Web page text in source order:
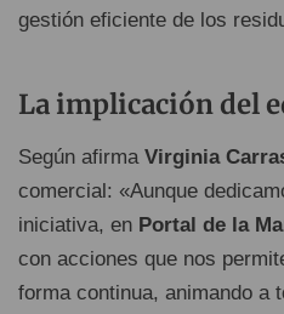
gestión eficiente de los
La implicación del
Según afirma Virginia
comercial: «Aunque
iniciativa, en Portal de la
con acciones que nos
forma continua, animando a